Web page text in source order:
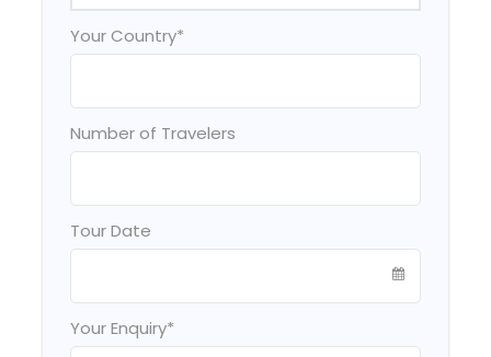
Your Country*
Number of Travelers
Tour Date
Your Enquiry*